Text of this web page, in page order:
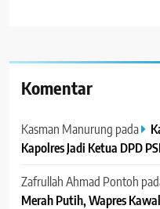
Komentar
Kasman Manurung pada
Kapolres Jadi Ketua DPD
Zafrullah Ahmad Pontoh
Merah Putih, Wapres